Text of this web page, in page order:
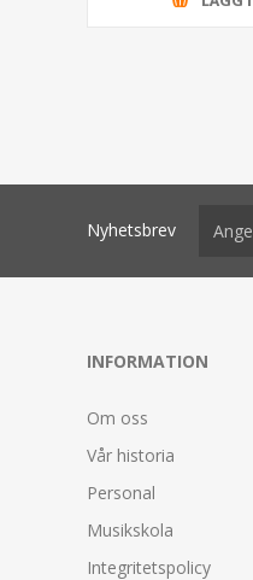
Nyhetsbrev
INFORMATION
Om oss
Vår historia
Personal
Musikskola
Integritetspolicy